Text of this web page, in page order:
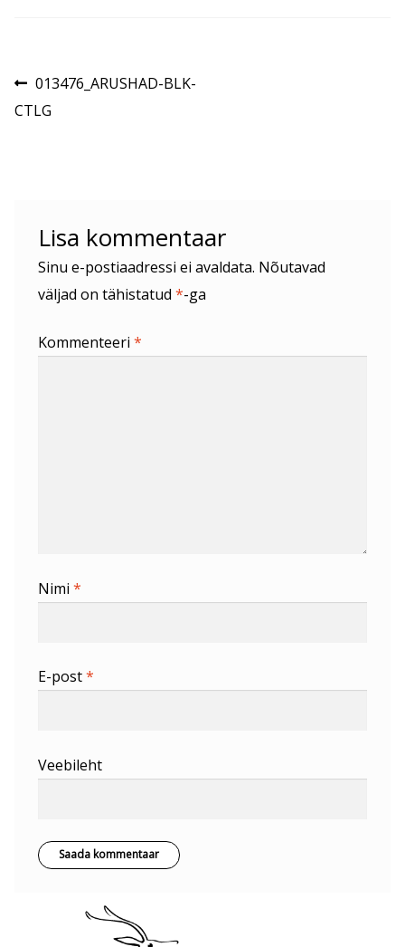
Navigeerimine
Eelmine
postitus:
013476_ARUSHAD-BLK-
CTLG
Lisa kommentaar
Sinu e-postiaadressi ei avaldata. Nõutavad
väljad on tähistatud *-ga
Kommenteeri *
Nimi *
E-post*
Veebileht